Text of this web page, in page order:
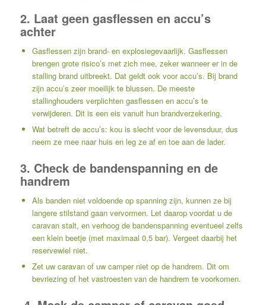
2. Laat geen gasflessen en accu’s
achter
Gasflessen zijn brand- en explosiegevaarlijk. Gasflessen
brengen grote risico’s met zich mee, zeker wanneer er in de
stalling brand uitbreekt. Dat geldt ook voor accu’s. Bij brand
zijn accu’s zeer moeilijk te blussen. De meeste
stallinghouders verplichten gasflessen en accu’s te
verwijderen. Dit is een eis vanuit hun brandverzekering.
Wat betreft de accu’s: kou is slecht voor de levensduur, dus
neem ze mee naar huis en leg ze af en toe aan de lader.
3. Check de bandenspanning en de
handrem
Als banden niet voldoende op spanning zijn, kunnen ze bij
langere stilstand gaan vervormen. Let daarop voordat u de
caravan stalt, en verhoog de bandenspanning eventueel zelfs
een klein beetje (met maximaal 0,5 bar). Vergeet daarbij het
reservewiel niet.
Zet uw caravan of uw camper niet op de handrem. Dit om
bevriezing of het vastroesten van de handrem te voorkomen.